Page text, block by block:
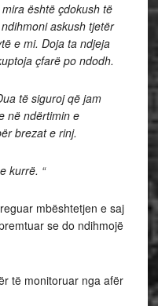
është çdokush të
askush tjetër
e mi. Doja ta ndjeja
çfarë po ndodh.
të siguroj që jam
në ndërtimin e
brezat e rinj.
kurrë. “
mbështetjen e saj
se do ndihmojë
të monitoruar nga afër